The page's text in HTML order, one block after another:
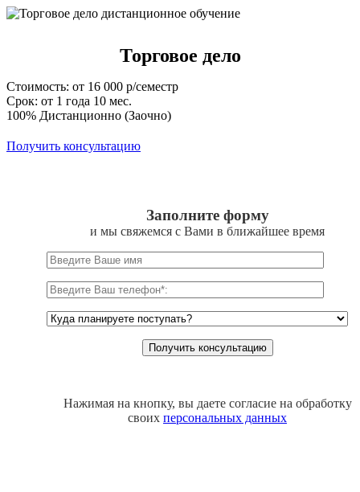
Торговое дело
Стоимость: от 16 000 р/семестр
Срок: от 1 года 10 мес.
100% Дистанционно (Заочно)
Получить консультацию
Заполните форму
и мы свяжемся с Вами в ближайшее время
Нажимая на кнопку, вы даете согласие на обработку
своих персональных данных